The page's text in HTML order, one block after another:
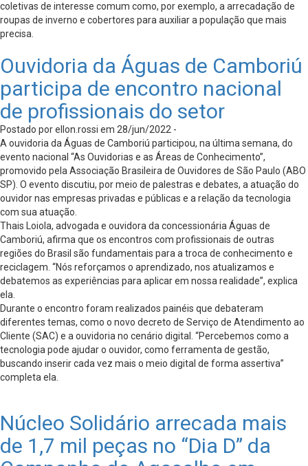
coletivas de interesse comum como, por exemplo, a arrecadação de
roupas de inverno e cobertores para auxiliar a população que mais
precisa.
Ouvidoria da Águas de Camboriú
participa de encontro nacional
de profissionais do setor
Postado por ellon.rossi em 28/jun/2022 -
A ouvidoria da Águas de Camboriú participou, na última semana, do
evento nacional “As Ouvidorias e as Áreas de Conhecimento”,
promovido pela Associação Brasileira de Ouvidores de São Paulo (ABO
SP). O evento discutiu, por meio de palestras e debates, a atuação do
ouvidor nas empresas privadas e públicas e a relação da tecnologia
com sua atuação.
Thais Loiola, advogada e ouvidora da concessionária Águas de
Camboriú, afirma que os encontros com profissionais de outras
regiões do Brasil são fundamentais para a troca de conhecimento e
reciclagem. “Nós reforçamos o aprendizado, nos atualizamos e
debatemos as experiências para aplicar em nossa realidade”, explica
ela.
Durante o encontro foram realizados painéis que debateram
diferentes temas, como o novo decreto de Serviço de Atendimento ao
Cliente (SAC) e a ouvidoria no cenário digital. “Percebemos como a
tecnologia pode ajudar o ouvidor, como ferramenta de gestão,
buscando inserir cada vez mais o meio digital de forma assertiva”
completa ela.
Núcleo Solidário arrecada mais
de 1,7 mil peças no “Dia D” da